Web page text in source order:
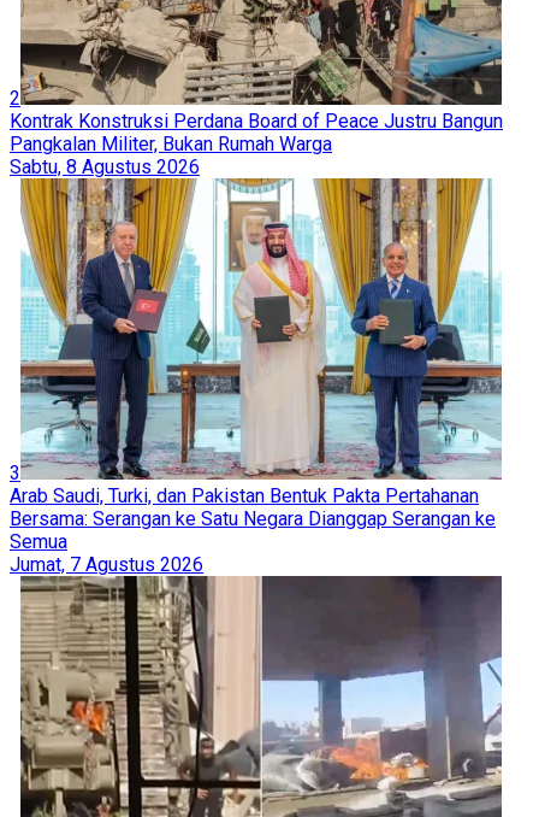
2
Kontrak Konstruksi Perdana Board of Peace Justru Bangun
Pangkalan Militer, Bukan Rumah Warga
Sabtu, 8 Agustus 2026
3
Arab Saudi, Turki, dan Pakistan Bentuk Pakta Pertahanan
Bersama: Serangan ke Satu Negara Dianggap Serangan ke
Semua
Jumat, 7 Agustus 2026